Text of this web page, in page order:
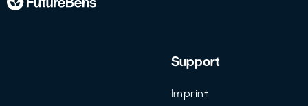
Support
Imprint